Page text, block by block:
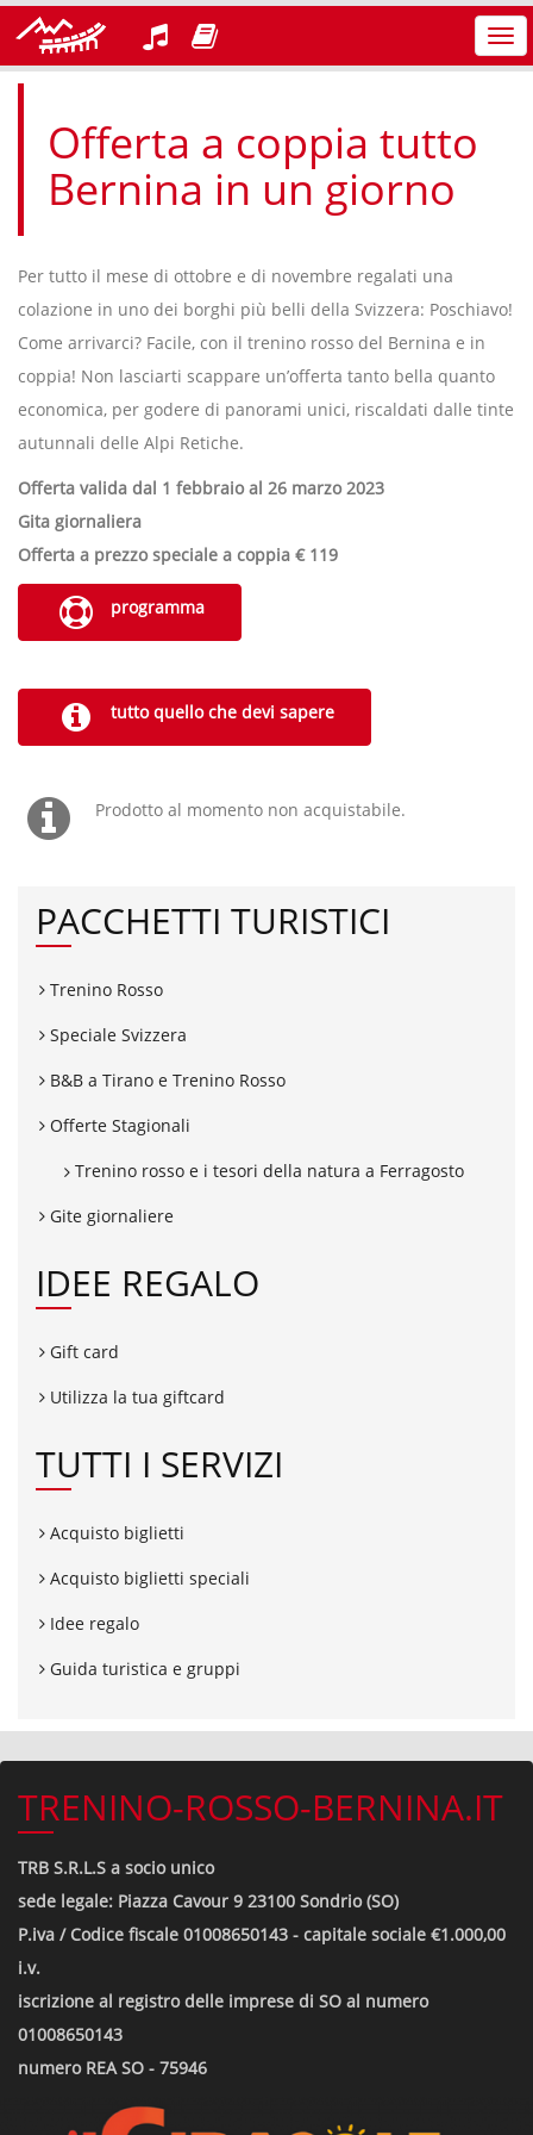
Offerta a coppia tutto
Bernina in un giorno
Per tutto il mese di ottobre e di novembre regalati una
colazione in uno dei borghi più belli della Svizzera: Poschiavo!
Come arrivarci? Facile, con il trenino rosso del Bernina e in
coppia! Non lasciarti scappare un’offerta tanto bella quanto
economica, per godere di panorami unici, riscaldati dalle tinte
autunnali delle Alpi Retiche.
Offerta valida dal 1 febbraio al 26 marzo 2023
Gita giornaliera
Offerta a prezzo speciale a coppia € 119
programma
tutto quello che devi sapere
Prodotto al momento non acquistabile.
PACCHETTI TURISTICI
Trenino Rosso
Speciale Svizzera
B&B a Tirano e Trenino Rosso
Offerte Stagionali
Trenino rosso e i tesori della natura a Ferragosto
Gite giornaliere
IDEE REGALO
Gift card
Utilizza la tua giftcard
TUTTI I SERVIZI
Acquisto biglietti
Acquisto biglietti speciali
Idee regalo
Guida turistica e gruppi
TRENINO-ROSSO-BERNINA.IT
TRB S.R.L.S a socio unico
sede legale: Piazza Cavour 9 23100 Sondrio (SO)
P.iva / Codice fiscale 01008650143 - capitale sociale €1.000,00
i.v.
iscrizione al registro delle imprese di SO al numero
01008650143
numero REA SO - 75946